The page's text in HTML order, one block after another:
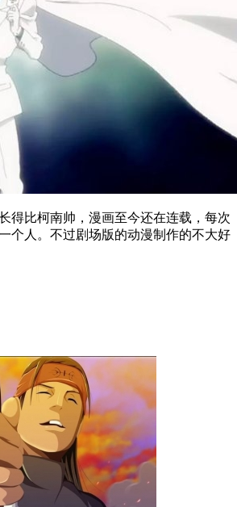
比柯南帅，漫画至今还在连载，每次
个人。不过剧场版的动漫制作的不大好